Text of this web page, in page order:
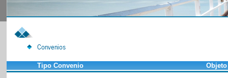
Convenios
Tipo Convenio Objeto